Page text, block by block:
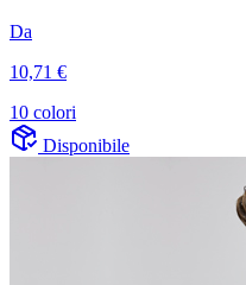
Da
10,71 €
10 colori
Disponibile